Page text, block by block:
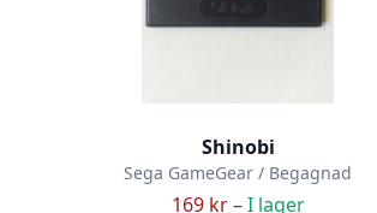
Shinobi
Sega GameGear / Begagnad
169 kr –I lager